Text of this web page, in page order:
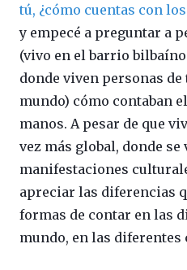
tú, ¿cómo cuentas con los
y empecé a preguntar a
(vivo en el barrio bilbaíno
donde viven personas
mundo) cómo contaban
manos. A pesar de que
vez más global, donde
manifestaciones
apreciar las diferencias
formas de contar en las
mundo, en las diferentes